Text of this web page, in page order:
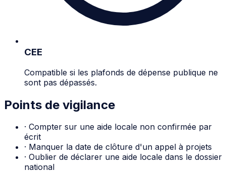
CEE
Compatible si les plafonds de dépense publique ne
sont pas dépassés.
Points de vigilance
· Compter sur une aide locale non confirmée par
écrit
· Manquer la date de clôture d'un appel à projets
· Oublier de déclarer une aide locale dans le dossier
national